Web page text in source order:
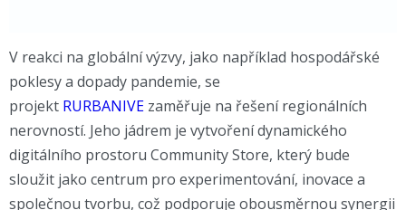
V reakci na globální výzvy, jako například hospodářské
poklesy a dopady pandemie, se
projekt RURBANIVE zaměřuje na řešení regionálních
nerovností. Jeho jádrem je vytvoření dynamického
digitálního prostoru Community Store, který bude
sloužit jako centrum pro experimentování, inovace a
společnou tvorbu, což podporuje obousměrnou synergii